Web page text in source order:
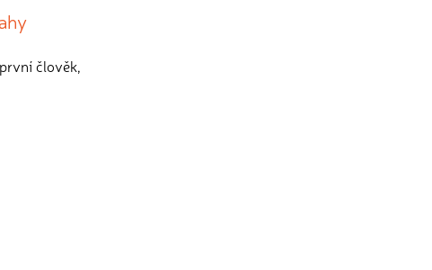
člověk,